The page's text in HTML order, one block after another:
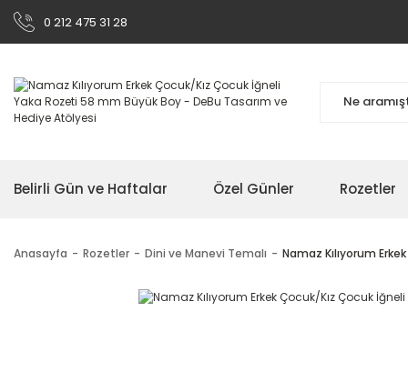
0 212 475 31 28
Belirli Gün ve Haftalar Özel Günler Rozetler
Anasayfa Rozetler Dini ve Manevi Temalı Namaz Kılıyorum